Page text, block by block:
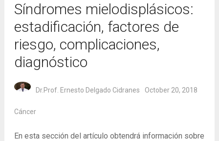
Síndromes mielodisplásicos:
estadificación, factores de
riesgo, complicaciones,
diagnóstico
Dr.Prof. Ernesto Delgado Cidranes October 20, 2018
Cáncer
En esta sección del artículo obtendrá información sobre